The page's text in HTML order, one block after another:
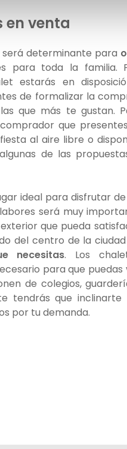
en venta
determinante para
para toda la familia.
estarás en
de formalizar la
que más te gustan.
que
al aire libre o
de las
ideal para disfrutar
será muy
que pueda
del centro de la ciudad
necesitas. Los
para que
de colegios,
tendrás que
por tu demanda.